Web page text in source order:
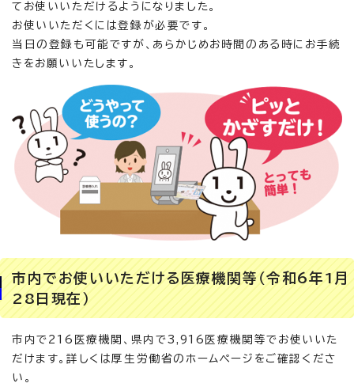
てお使いいただけるようになりました。
お使いいただくには登録が必要です。
当日の登録も可能ですが、あらかじめお時間のある時にお手続
きをお願いいたします。
市内でお使いいただける医療機関等（令和6年1月
28日現在）
市内で216医療機関、県内で3,916医療機関等でお使いいた
だけます。詳しくは厚生労働省のホームページをご確認くださ
い。